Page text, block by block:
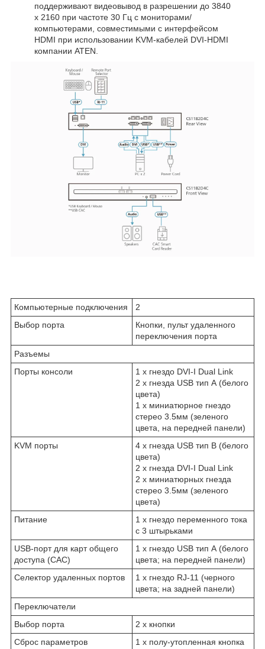
поддерживают видеовывод в разрешении до 3840
x 2160 при частоте 30 Гц с мониторами/
компьютерами, совместимыми с интерфейсом
HDMI при использовании KVM-кабелей DVI-HDMI
компании ATEN.
Компьютерные подключения
2
Выбор порта
Кнопки, пульт удаленного
переключения порта
Разъемы
Порты консоли
1 x гнездо DVI-I Dual Link
2 x гнезда USB тип А (белого
цвета)
1 x миниатюрное гнездо
стерео 3.5мм (зеленого
цвета, на передней панели)
KVM порты
4 x гнезда USB тип В (белого
цвета)
2 x гнезда DVI-I Dual Link
2 x миниатюрных гнезда
стерео 3.5мм (зеленого
цвета)
Питание
1 x гнездо переменного тока
с 3 штырьками
USB-порт для карт общего
доступа (CAC)
1 x гнездо USB тип А (белого
цвета; на передней панели)
Селектор удаленных портов
1 x гнездо RJ-11 (черного
цвета; на задней панели)
Переключатели
Выбор порта
2 x кнопки
Сброс параметров
1 x полу-утопленная кнопка